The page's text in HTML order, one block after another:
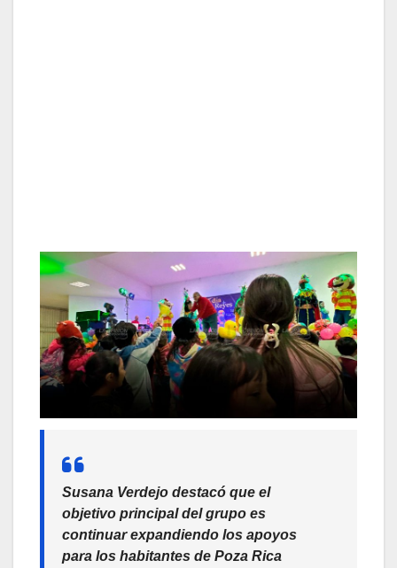
Susana Verdejo destacó que el
objetivo principal del grupo es
continuar expandiendo los apoyos
para los habitantes de Poza Rica